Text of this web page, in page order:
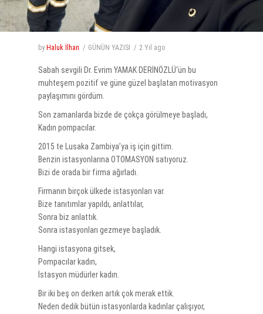
by Haluk İlhan GÜNÜN YAZISI 2 Yıl ago
Sabah sevgili Dr. Evrim YAMAK DERİNÖZLÜ‘ün bu
muhteşem pozitif ve güne güzel başlatan motivasyon
paylaşımını gördüm.
Son zamanlarda bizde de çokça görülmeye başladı,
Kadın pompacılar.
2015 te Lusaka Zambiya’ya iş için gittim.
Benzin istasyonlarına OTOMASYON satıyoruz.
Bizi de orada bir firma ağırladı.
Firmanın birçok ülkede istasyonları var.
Bize tanıtımlar yapıldı, anlattılar,
Sonra biz anlattık.
Sonra istasyonları gezmeye başladık.
Hangi istasyona gitsek,
Pompacılar kadın,
İstasyon müdürler kadın.
Bir iki beş on derken artık çok merak ettik.
Neden dedik bütün istasyonlarda kadınlar çalışıyor,